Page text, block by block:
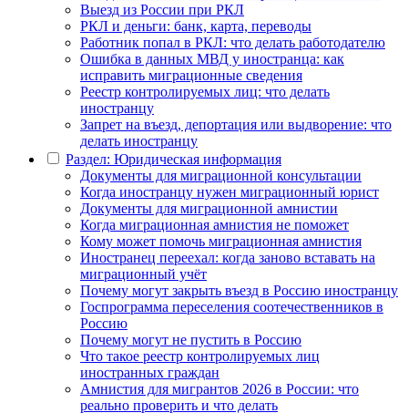
Выезд из России при РКЛ
РКЛ и деньги: банк, карта, переводы
Работник попал в РКЛ: что делать работодателю
Ошибка в данных МВД у иностранца: как
исправить миграционные сведения
Реестр контролируемых лиц: что делать
иностранцу
Запрет на въезд, депортация или выдворение: что
делать иностранцу
Раздел: Юридическая информация
Документы для миграционной консультации
Когда иностранцу нужен миграционный юрист
Документы для миграционной амнистии
Когда миграционная амнистия не поможет
Кому может помочь миграционная амнистия
Иностранец переехал: когда заново вставать на
миграционный учёт
Почему могут закрыть въезд в Россию иностранцу
Госпрограмма переселения соотечественников в
Россию
Почему могут не пустить в Россию
Что такое реестр контролируемых лиц
иностранных граждан
Амнистия для мигрантов 2026 в России: что
реально проверить и что делать